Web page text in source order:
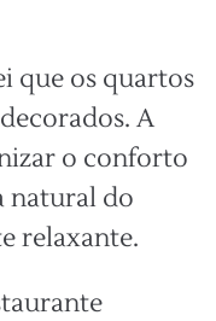
que os quartos
A
o conforto
natural do
relaxante.